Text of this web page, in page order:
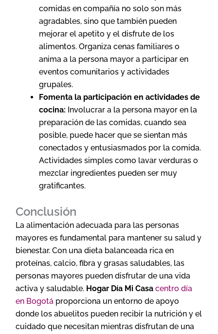
comidas en compañía no solo son más
agradables, sino que también pueden
mejorar el apetito y el disfrute de los
alimentos. Organiza cenas familiares o
anima a la persona mayor a participar en
eventos comunitarios y actividades
grupales.
Fomenta la participación en actividades de
cocina: Involucrar a la persona mayor en la
preparación de las comidas, cuando sea
posible, puede hacer que se sientan más
conectados y entusiasmados por la comida.
Actividades simples como lavar verduras o
mezclar ingredientes pueden ser muy
gratificantes.
Conclusión
La alimentación adecuada para las personas
mayores es fundamental para mantener su salud y
bienestar. Con una dieta balanceada rica en
proteínas, calcio, fibra y grasas saludables, las
personas mayores pueden disfrutar de una vida
activa y saludable. Hogar Día Mi Casa centro día
en Bogotá proporciona un entorno de apoyo
donde los abuelitos pueden recibir la nutrición y el
cuidado que necesitan mientras disfrutan de una